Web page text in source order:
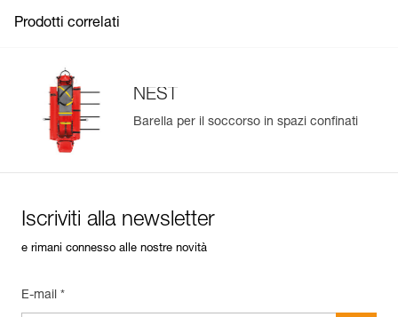
evacuazione.
kit di recupero JAG SYSTEM 2 m per inclinare la barella
con precisione.
See all technical content
Prodotti correlati
NEST
Barella per il soccorso in spazi confinati
Iscriviti alla newsletter
e rimani connesso alle nostre novità
E-mail *